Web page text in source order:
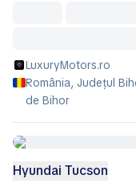
LuxuryMotors.ro
România, Județul
de Bihor
Hyundai Tucson